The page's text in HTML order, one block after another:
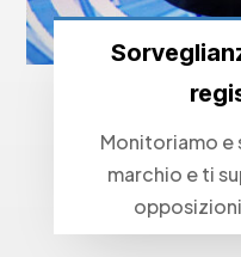
Monitoriamo e
marchio e ti